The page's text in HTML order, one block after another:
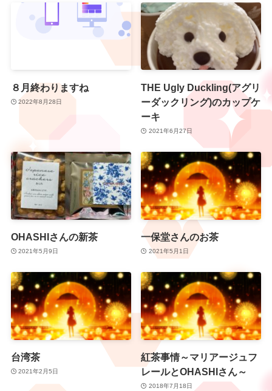
８月終わりますね
2022年8月28日
THE Ugly Duckling(アグリ
ーダックリング)のカップケ
ーキ
2021年6月27日
OHASHIさんの新茶
2021年5月9日
一保堂さんのお茶
2021年5月1日
台湾茶
2021年2月5日
紅茶事情～マリアージュフ
レールとOHASHIさん～
2018年7月18日